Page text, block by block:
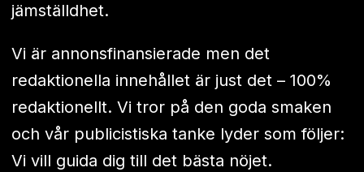
jämställdhet.
Vi är annonsfinansierade men det
redaktionella innehållet är just det – 100%
redaktionellt. Vi tror på den goda smaken
och vår publicistiska tanke lyder som följer:
Vi vill guida dig till det bästa nöjet.